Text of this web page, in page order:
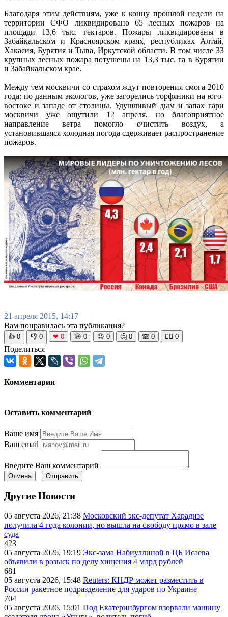
Благодаря этим действиям, уже к концу прошлой недели на
территории СФО ликвидировано 65 лесных пожаров на
площади 13,6 тыс. гектаров. Пожары ликвидированы в
Забайкальском и Красноярском краях, республиках Алтай,
Хакасия, Бурятия и Тыва, Иркутской области. В том числе 33
крупных лесных пожара потушены на 13,3 тыс. га в Бурятии
и Забайкальском крае.
Между тем москвичи со страхом ждут повторения смога 2010
года: по данным экологов, уже загорелись торфяники на юго-
востоке и западе от столицы. Удушливый дым и запах гари
москвичи уже ощутили 12 апреля, но благоприятное
направление ветра помогло очистить воздух, а
установившаяся холодная погода сдерживает распространение
пожаров.
21 апреля 2015, 14:17
Вам понравилась эта публикация?
👍 0 👎 0 ❤ 0 😆 0 😡 0 🤔 0 🙈 0 🧘‍♀️ 0
Поделиться
Комментарии
Оставить комментарий
Ваше имя
Ваш email
Введите Ваш комментарий
Отмена Отправить
Другие Новости
05 августа 2026, 21:38 Московский экс-депутат Харадизе
получила 4 года колонии, но вышла на свободу прямо в зале
суда
423
05 августа 2026, 19:19 Экс-зама Набиуллиной в ЦБ Исаева
объявили в розыск по делу хищения 4 млрд рублей
681
05 августа 2026, 15:48 Reuters: КНДР может разместить в
России ракетное подразделение для ударов по Украине
704
05 августа 2026, 15:01 Под Екатеринбургом взорвали машину